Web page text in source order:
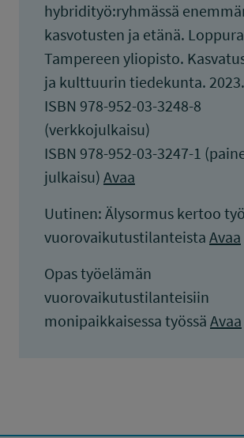
hybridityö:ryhmässä
kasvotusten ja etänä.
Tampereen yliopisto.
ja kulttuurin tiedekunta. 2023.
ISBN 978-952-03-3248-8
(verkkojulkaisu)
ISBN 978-952-03-3247-1
julkaisu) Avaa
Uutinen: Älysormus kertoo
vuorovaikutustilanteista Avaa
Opas työelämän
vuorovaikutustilanteisiin
monipaikkaisessa työssä Avaa